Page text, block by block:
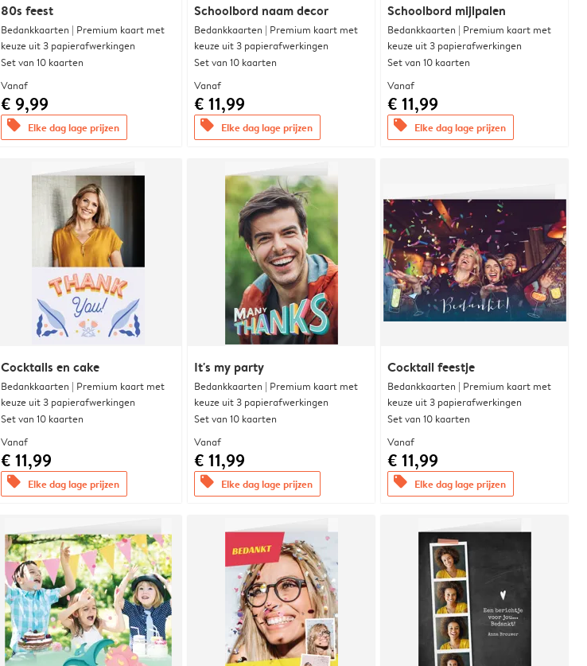
80s feest
Bedankkaarten | Premium kaart met
keuze uit 3 papierafwerkingen
Set van 10 kaarten
Vanaf
€ 9,99
offers Elke dag lage prijzen
Schoolbord naam decor
Bedankkaarten | Premium kaart met
keuze uit 3 papierafwerkingen
Set van 10 kaarten
Vanaf
€ 11,99
offers Elke dag lage prijzen
Schoolbord mijlpalen
Bedankkaarten | Premium kaart met
keuze uit 3 papierafwerkingen
Set van 10 kaarten
Vanaf
€ 11,99
offers Elke dag lage prijzen
Cocktails en cake
Bedankkaarten | Premium kaart met
keuze uit 3 papierafwerkingen
Set van 10 kaarten
Vanaf
€ 11,99
offers Elke dag lage prijzen
It's my party
Bedankkaarten | Premium kaart met
keuze uit 3 papierafwerkingen
Set van 10 kaarten
Vanaf
€ 11,99
offers Elke dag lage prijzen
Cocktail feestje
Bedankkaarten | Premium kaart met
keuze uit 3 papierafwerkingen
Set van 10 kaarten
Vanaf
€ 11,99
offers Elke dag lage prijzen